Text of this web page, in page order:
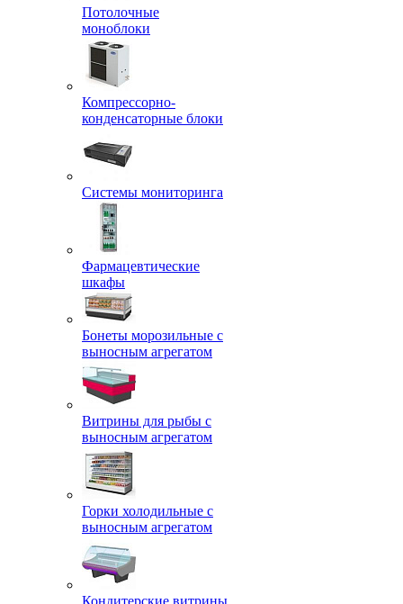
Потолочные
моноблоки
Компрессорно-
конденсаторные блоки
Системы мониторинга
Фармацевтические
шкафы
Бонеты морозильные с
выносным агрегатом
Витрины для рыбы с
выносным агрегатом
Горки холодильные с
выносным агрегатом
Кондитерские витрины